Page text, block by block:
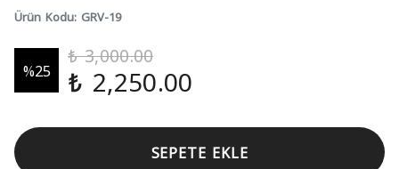
Ürün Kodu: GRV-19
%25
₺ 3,000.00
₺ 2,250.00
SEPETE EKLE